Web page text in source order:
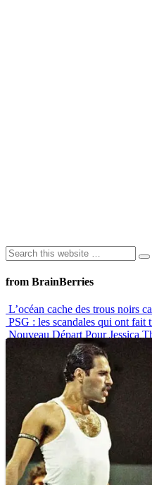
from BrainBerries
L’océan cache des trous noirs
PSG : les scandales qui ont fait
Nouveau Départ Pour Jessica
Maison À Dubaï Marque Un
Langage corporel : les lèvres
10 Histoires De Tatouages Qui
“Juste Un Dessin”
Advertisements